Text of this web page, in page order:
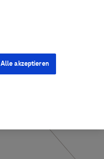
Alle akzeptieren